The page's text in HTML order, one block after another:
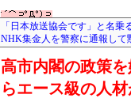
「日本放送協会です」と名
NHK集金人を警察に通報し
高市内閣の政策
らエース級の人